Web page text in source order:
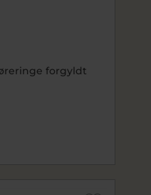
forgyldt